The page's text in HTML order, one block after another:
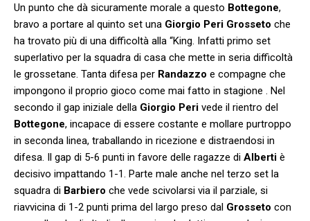
Un punto che dà sicuramente morale a questo Bottegone,
bravo a portare al quinto set una Giorgio Peri Grosseto che
ha trovato più di una difficoltà alla “King. Infatti primo set
superlativo per la squadra di casa che mette in seria difficoltà
le grossetane. Tanta difesa per Randazzo e compagne che
impongono il proprio gioco come mai fatto in stagione . Nel
secondo il gap iniziale della Giorgio Peri vede il rientro del
Bottegone, incapace di essere costante e mollare purtroppo
in seconda linea, traballando in ricezione e distraendosi in
difesa. Il gap di 5-6 punti in favore delle ragazze di Alberti è
decisivo impattando 1-1. Parte male anche nel terzo set la
squadra di Barbiero che vede scivolarsi via il parziale, si
riavvicina di 1-2 punti prima del largo preso dal Grosseto con